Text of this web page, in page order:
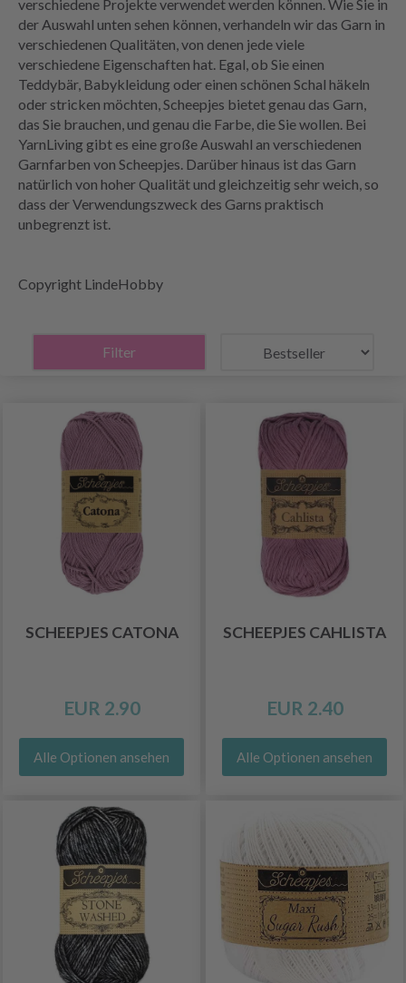
verschiedene Projekte verwendet werden können. Wie Sie in
der Auswahl unten sehen können, verhandeln wir das Garn in
verschiedenen Qualitäten, von denen jede viele
verschiedene Eigenschaften hat. Egal, ob Sie einen
Teddybär, Babykleidung oder einen schönen Schal häkeln
oder stricken möchten, Scheepjes bietet genau das Garn,
das Sie brauchen, und genau die Farbe, die Sie wollen. Bei
YarnLiving gibt es eine große Auswahl an verschiedenen
Garnfarben von Scheepjes. Darüber hinaus ist das Garn
natürlich von hoher Qualität und gleichzeitig sehr weich, so
dass der Verwendungszweck des Garns praktisch
unbegrenzt ist.
Copyright LindeHobby
Filter
SCHEEPJES CATONA
EUR 2.90
Alle Optionen ansehen
SCHEEPJES CAHLISTA
EUR 2.40
Alle Optionen ansehen